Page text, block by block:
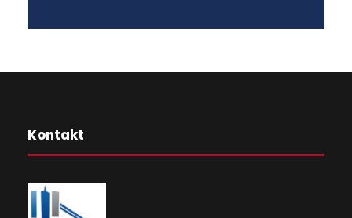
Kontakt